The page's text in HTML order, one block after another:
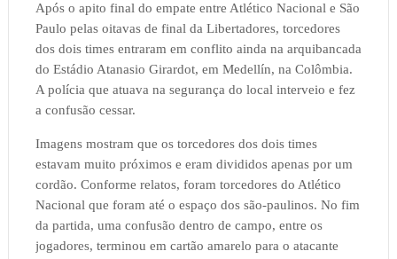
Após o apito final do empate entre Atlético Nacional e São
Paulo pelas oitavas de final da Libertadores, torcedores
dos dois times entraram em conflito ainda na arquibancada
do Estádio Atanasio Girardot, em Medellín, na Colômbia.
A polícia que atuava na segurança do local interveio e fez
a confusão cessar.
Imagens mostram que os torcedores dos dois times
estavam muito próximos e eram divididos apenas por um
cordão. Conforme relatos, foram torcedores do Atlético
Nacional que foram até o espaço dos são-paulinos. No fim
da partida, uma confusão dentro de campo, entre os
jogadores, terminou em cartão amarelo para o atacante